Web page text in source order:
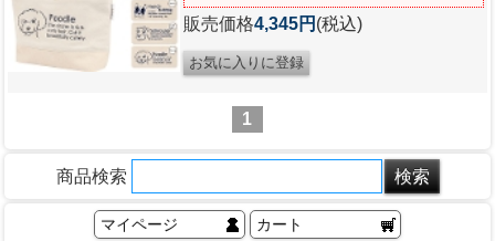
販売価格4,345円 (税込)
1
商品検索
マイページ カート